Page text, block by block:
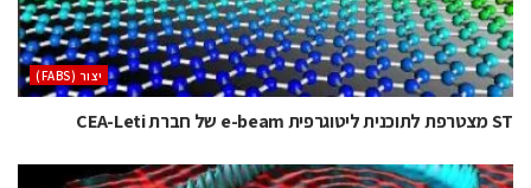
‫יצור (‪(FABS‬‬
ST מצטרפת לתוכנית ליטוגרפית e-beam של חברת CEA-Leti